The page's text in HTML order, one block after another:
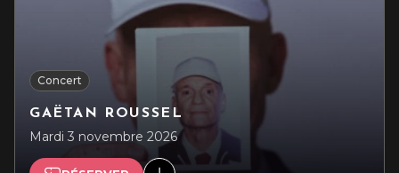
Concert
GAËTAN ROUSSEL
Mardi 3 novembre 2026